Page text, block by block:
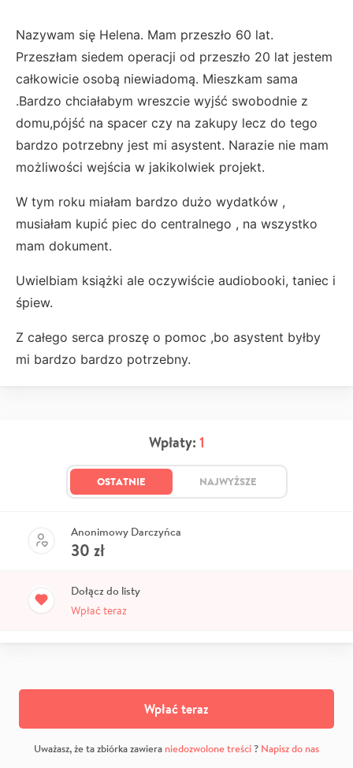
Nazywam się Helena. Mam przeszło 60 lat.
Przeszłam siedem operacji od przeszło 20 lat jestem
całkowicie osobą niewiadomą. Mieszkam sama
.Bardzo chciałabym wreszcie wyjść swobodnie z
domu,pójść na spacer czy na zakupy lecz do tego
bardzo potrzebny jest mi asystent. Narazie nie mam
możliwości wejścia w jakikolwiek projekt.
W tym roku miałam bardzo dużo wydatków ,
musiałam kupić piec do centralnego , na wszystko
mam dokument.
Uwielbiam książki ale oczywiście audiobooki, taniec i
śpiew.
Z całego serca proszę o pomoc ,bo asystent byłby
mi bardzo bardzo potrzebny.
Wpłaty: 1
OSTATNIE NAJWYŻSZE
Anonimowy Darczyńca
30 zł
Dołącz do listy
Wpłać teraz
Wpłać teraz
Uważasz, że ta zbiórka zawiera niedozwolone treści? Napisz do nas